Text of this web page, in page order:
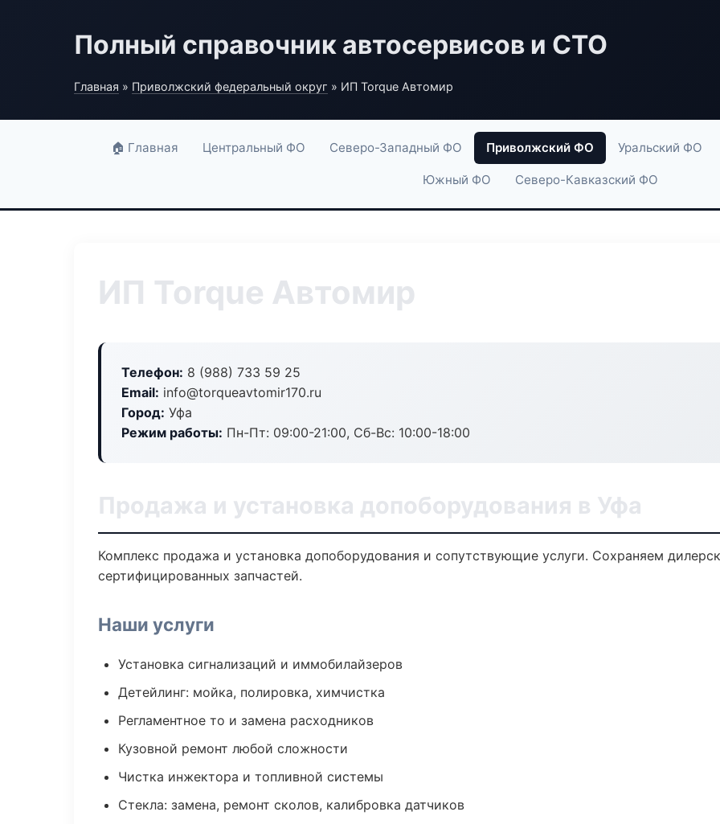
Полный справочник автосервисов и СТО
Главная » Приволжский федеральный округ » ИП Torque Автомир
🏠 Главная Центральный ФО Северо-Западный ФО Приволжский ФО Уральский ФО
Южный ФО Северо-Кавказский ФО
ИП Torque Автомир
Телефон: 8 (988) 733 59 25
Email: info@torqueavtomir170.ru
Город: Уфа
Режим работы: Пн-Пт: 09:00-21:00, Сб-Вс: 10:00-18:00
Продажа и установка допоборудования в Уфа
Комплекс продажа и установка допоборудования и сопутствующие услуги. Сохраняем
сертифицированных запчастей.
Наши услуги
Установка сигнализаций и иммобилайзеров
Детейлинг: мойка, полировка, химчистка
Регламентное то и замена расходников
Кузовной ремонт любой сложности
Чистка инжектора и топливной системы
Стекла: замена, ремонт сколов, калибровка датчиков